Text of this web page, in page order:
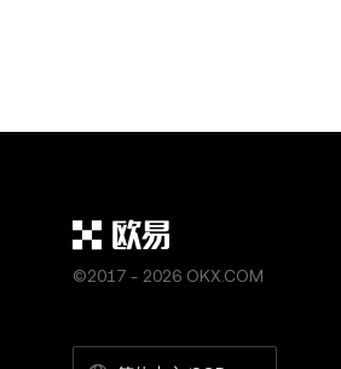
©2017 - 2026 OKX.COM